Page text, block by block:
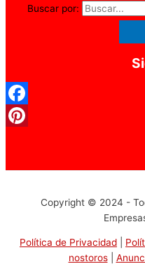
Buscar por:
Copyright © 2024 -
Política de Privacidad
nostoros|